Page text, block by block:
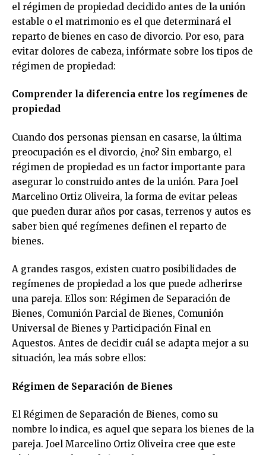
el régimen de propiedad decidido antes de la unión
estable o el matrimonio es el que determinará el
reparto de bienes en caso de divorcio. Por eso, para
evitar dolores de cabeza, infórmate sobre los tipos de
régimen de propiedad:
Comprender la diferencia entre los regímenes de
propiedad
Cuando dos personas piensan en casarse, la última
preocupación es el divorcio, ¿no? Sin embargo, el
régimen de propiedad es un factor importante para
asegurar lo construido antes de la unión. Para Joel
Marcelino Ortiz Oliveira, la forma de evitar peleas
que pueden durar años por casas, terrenos y autos es
saber bien qué regímenes definen el reparto de
bienes.
A grandes rasgos, existen cuatro posibilidades de
regímenes de propiedad a los que puede adherirse
una pareja. Ellos son: Régimen de Separación de
Bienes, Comunión Parcial de Bienes, Comunión
Universal de Bienes y Participación Final en
Aquestos. Antes de decidir cuál se adapta mejor a su
situación, lea más sobre ellos:
Régimen de Separación de Bienes
El Régimen de Separación de Bienes, como su
nombre lo indica, es aquel que separa los bienes de la
pareja. Joel Marcelino Ortiz Oliveira cree que este